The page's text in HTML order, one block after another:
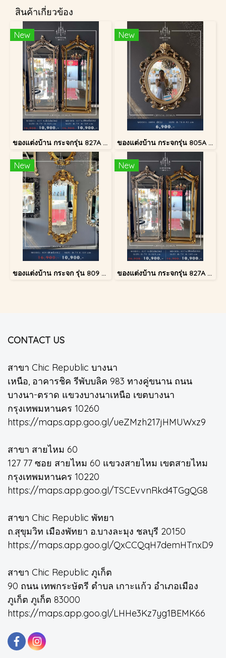
สินค้าเกี่ยวข้อง
New
ของแต่งบ้าน กระจกรุ่น 827A สีเงินโบราณ
New
ของแต่งบ้าน กระจกรุ่น 805A สีเงินโบราณ
New
ของแต่งบ้าน กระจก รุ่น 809 สีทองโบราณ
New
ของแต่งบ้าน กระจกรุ่น 827A สีทองโบราณ
CONTACT US
สาขา Chic Republic บางนา
เหนือ, อาคารชิค รีพับบลิค 983 ทางคู่ขนาน ถนน
บางนา-ตราด แขวงบางนาเหนือ เขตบางนา
กรุงเทพมหานคร 10260
https://maps.app.goo.gl/ueZMzh217jHMUWxz9
สาขา สายไหม 60
127 77 ซอย สายไหม 60 แขวงสายไหม เขตสายไหม
กรุงเทพมหานคร 10220
https://maps.app.goo.gl/TSCEvvnRkd4TGgQG8
สาขา Chic Republic พัทยา
ถ.สุขุมวิท เมืองพัทยา อ.บางละมุง ชลบุรี 20150
https://maps.app.goo.gl/QxCCQqH7demHTnxD9
สาขา Chic Republic ภูเก็ต
90 ถนน เทพกระษัตรี ตำบล เกาะแก้ว อำเภอเมือง
ภูเก็ต ภูเก็ต 83000
https://maps.app.goo.gl/LHHe3Kz7yg1BEMK66